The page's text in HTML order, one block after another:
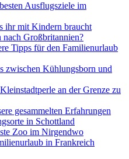
Ausflugsziele im
ihr mit Kindern braucht
Großbritannien?
Tipps für den Familienurlaub
zwischen Kühlungsborn und
an der Grenze zu
gesammelten Erfahrungen
in Schottland
Zoo im Nirgendwo
in Frankreich